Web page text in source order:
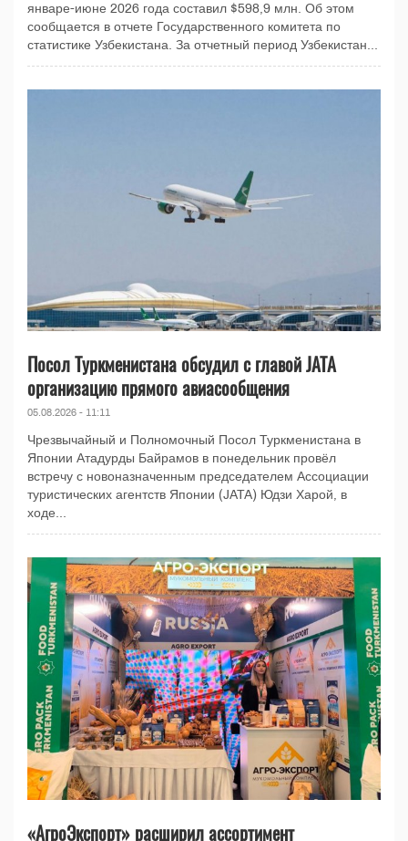
январе-июне 2026 года составил $598,9 млн. Об этом
сообщается в отчете Государственного комитета по
статистике Узбекистана. За отчетный период Узбекистан...
Посол Туркменистана обсудил с главой JATA
организацию прямого авиасообщения
05.08.2026 - 11:11
Чрезвычайный и Полномочный Посол Туркменистана в
Японии Атадурды Байрамов в понедельник провёл
встречу с новоназначенным председателем Ассоциации
туристических агентств Японии (JATA) Юдзи Харой, в
ходе...
«АгроЭкспорт» расширил ассортимент